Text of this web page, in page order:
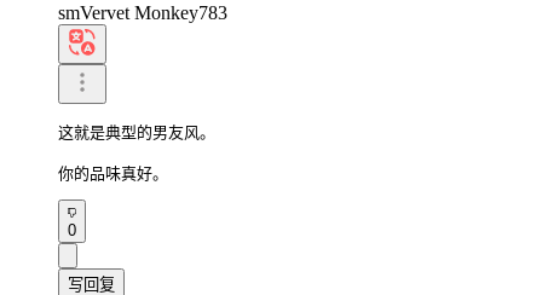
smVervet Monkey783
这就是典型的男友风。
你的品味真好。
0
写回复